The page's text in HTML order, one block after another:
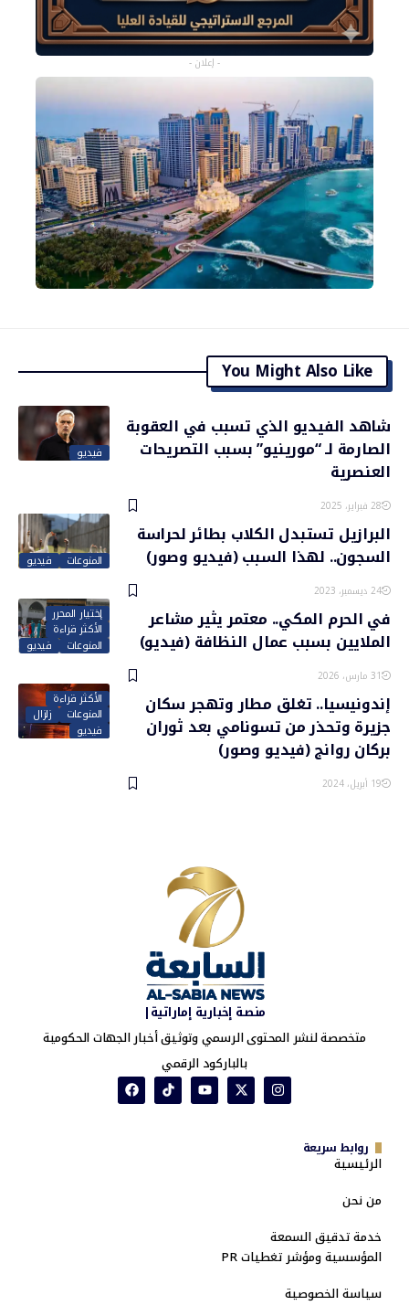
- إعلان -
You Might Also Like
فيديو
شاهد الفيديو الذي تسبب في العقوبة
الصارمة لـ “مورينيو” بسبب التصريحات
العنصرية
28 فبراير، 2025
المنوعات فيديو
البرازيل تستبدل الكلاب بطائر لحراسة
السجون.. لهذا السبب (فيديو وصور)
24 ديسمبر، 2023
إختيار المحرر
الأكثر قراءة
المنوعات
فيديو
في الحرم المكي.. معتمر يثير مشاعر
الملايين بسبب عمال النظافة (فيديو)
31 مارس، 2026
الأكثر قراءة
المنوعات
زلزال
فيديو
إندونيسيا.. تغلق مطار وتهجر سكان
جزيرة وتحذر من تسونامي بعد ثوران
بركان روانج (فيديو وصور)
19 أبريل، 2024
منصة إخبارية إماراتية|
متخصصة لنشر المحتوى الرسمي وتوثيق أخبار الجهات الحكومية
بالباركود الرقمي
روابط سريعة
الرئيسية
من نحن
خدمة تدقيق السمعة
المؤسسية ومؤشر تغطيات PR
سياسة الخصوصية